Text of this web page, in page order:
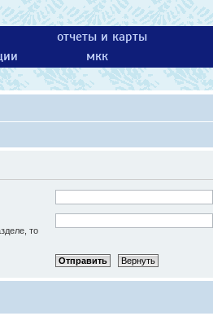
отчеты и карты
мкк
то